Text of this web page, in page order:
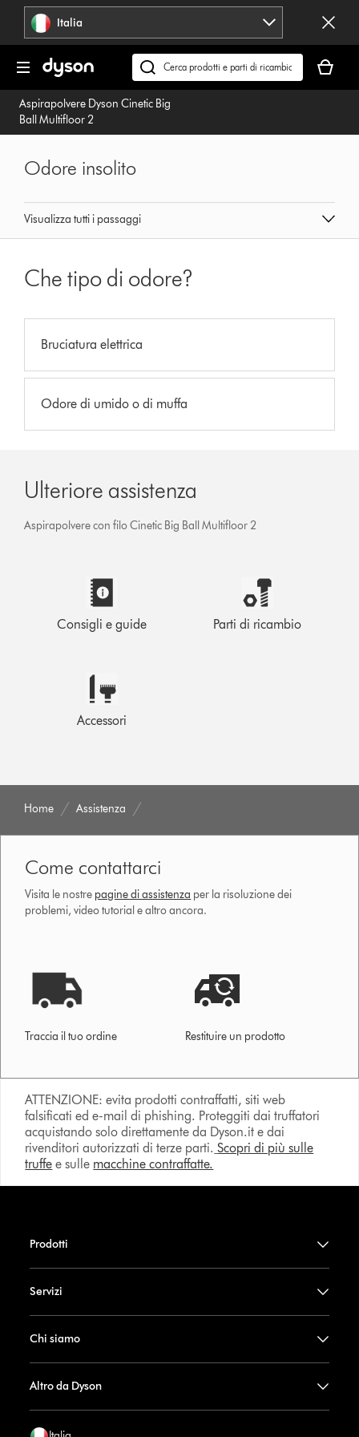
navigazione Italia
Cerca
su
dyson.it
carrello
è
Aspirapolvere Dyson Cinetic Big
Ball Multifloor 2
Visualizza tutti i passaggi
Odore insolito
Che tipo di odore?
Bruciatura elettrica
Odore di umido o di muffa
Ulteriore assistenza
Aspirapolvere con filo Cinetic Big Ball Multifloor 2
Consigli e guide Parti di ricambio
Accessori
Home Assistenza
Come contattarci
Visita le nostre pagine di assistenza per la risoluzione dei
problemi, video tutorial e altro ancora.
Traccia il tuo ordine Restituire un prodotto
ATTENZIONE: evita prodotti contraffatti, siti web
falsificati ed e-mail di phishing. Proteggiti dai truffatori
acquistando solo direttamente da Dyson.it e dai
rivenditori autorizzati di terze parti. Scopri di più sulle
truffe e sulle macchine contraffatte.
Prodotti
Servizi
Chi siamo
Altro da Dyson